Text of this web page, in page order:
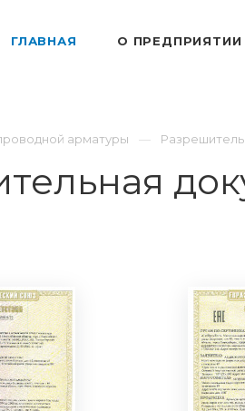
ГЛАВНАЯ О ПРЕДПРИЯТИИ
арматуры